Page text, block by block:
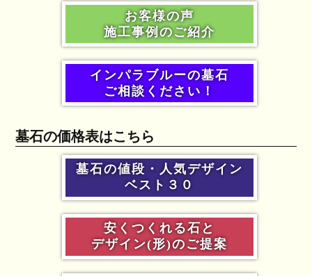
お客様の声
施工事例のご紹介
インパラブルーの墓石
ご相談ください！
墓石の価格表はこちら
墓石の値段・人気デザイン
ベスト３０
安くつくれる石と
デザイン(形)のご提案